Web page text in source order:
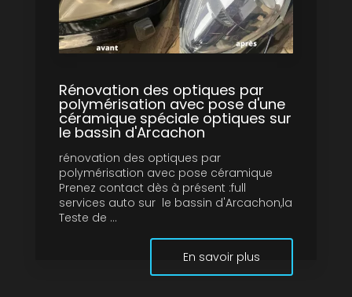
Rénovation des optiques par
polymérisation avec pose d'une
céramique spéciale optiques sur
le bassin d'Arcachon
rénovation des optiques par
polymérisation avec pose céramique
Prenez contact dès à présent :full
services auto sur le bassin d'Arcachon,la
Teste de ...
En savoir plus